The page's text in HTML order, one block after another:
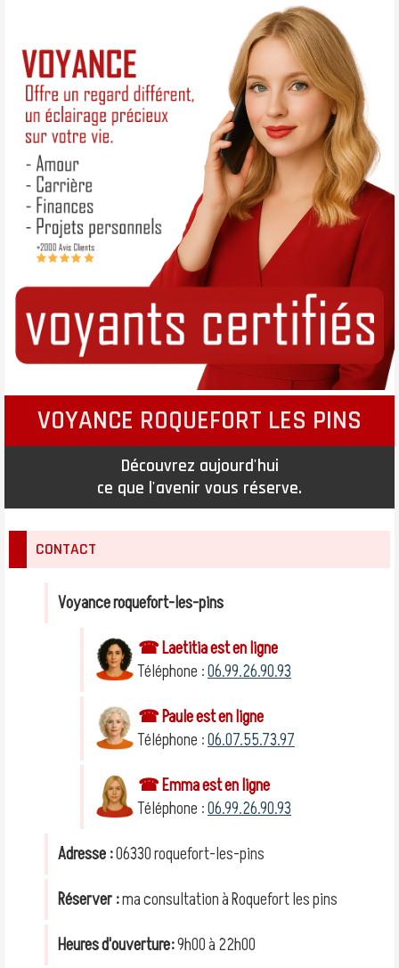
VOYANCE ROQUEFORT LES PINS
Découvrez aujourd'hui
ce que l'avenir vous réserve.
CONTACT
Voyance roquefort-les-pins
☎ Laetitia est en ligne
Téléphone :06.99.26.90.93
☎ Paule est en ligne
Téléphone :06.07.55.73.97
☎ Emma est en ligne
Téléphone :06.99.26.90.93
Adresse :06330 roquefort-les-pins
Réserver :ma consultation à Roquefort les pins
Heures d'ouverture:9h00 à 22h00